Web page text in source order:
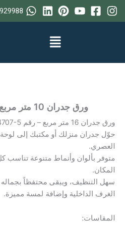
تخطي
إلى
ورق جدران 10 متر مربع – رقم الصنف ‎4707-5
ورق جدران 16 متر مربع – رقم ‎4707-5
حوّل جدران منزلك أو مكتبك إلى لوحة
العصري.
متوفر بألوان وأنماط متنوعة تناسب
المكان.
سهل التنظيف، ويبقى محتفظاً بجماله
الغرف الداخلية وإضافة لمسة مميزة.
المقاسات: